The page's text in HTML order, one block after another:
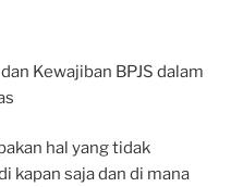
Kewajiban BPJS dalam
hal yang tidak
kapan saja dan di mana